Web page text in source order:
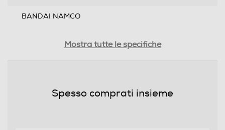
BANDAI NAMCO
12 MAGGIO 2026
Mostra tutte le specifiche
Spesso comprati insieme